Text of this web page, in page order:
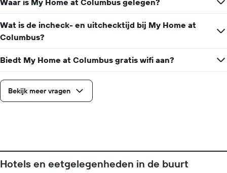
Waar is My Home at Columbus gelegen?
Wat is de incheck- en uitchecktijd bij My Home at
Columbus?
Biedt My Home at Columbus gratis wifi aan?
Bekijk meer vragen
Hotels en eetgelegenheden in de buurt